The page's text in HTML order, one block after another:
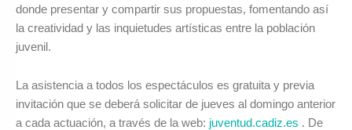
donde presentar y compartir sus propuestas, fomentando así
la creatividad y las inquietudes artísticas entre la población
juvenil.
La asistencia a todos los espectáculos es gratuita y previa
invitación que se deberá solicitar de jueves al domingo anterior
a cada actuación, a través de la web: juventud.cadiz.es . De